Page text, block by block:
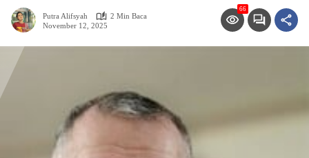
Putra Alifsyah
2 Min Baca
November 12, 2025
66